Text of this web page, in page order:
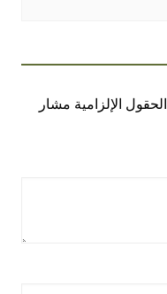
الحقول الإلزامية مشار